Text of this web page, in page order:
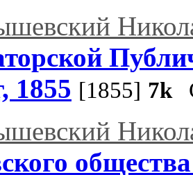
1855 [1855] 7k
общества